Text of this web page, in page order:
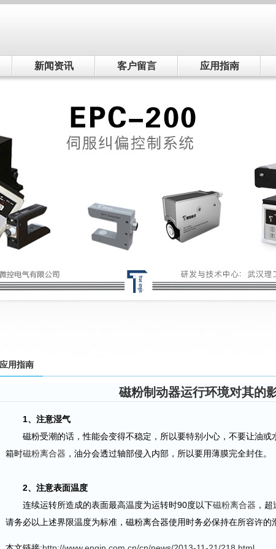
新闻资讯 客户留言 应用指南
应用指南
磁粉制动器运行环境对其的
1、注意湿气
磁粉受潮的话，性能会变得不稳定，所以要特别小心，不要让油或
箱时磁粉离合器 ，油分会透过轴部侵入内部，所以要用薄膜完全封住。
2、注意表面温度
连续运转所造成的表面最高温度为运转时90度以下磁粉离合器 ，
请务必以上述界限温度为标准，磁粉离合器使用时务必保持在所容许的